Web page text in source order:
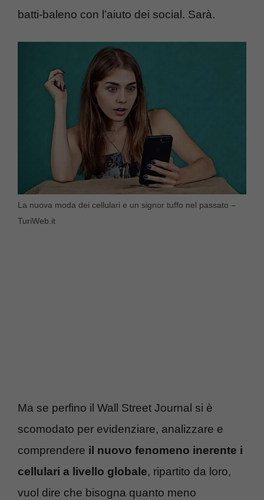
batti-baleno con l’aiuto dei social. Sarà.
La nuova moda dei cellulari e un signor tuffo nel passato –
TuriWeb.it
Ma se perfino il Wall Street Journal si è
scomodato per evidenziare, analizzare e
comprendere il nuovo fenomeno inerente i
cellulari a livello globale, ripartito da loro,
vuol dire che bisogna quanto meno